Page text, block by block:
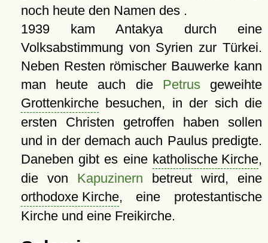
noch heute den Namen des .
1939 kam Antakya durch eine
Volksabstimmung von Syrien zur Türkei.
Neben Resten römischer Bauwerke kann
man heute auch die Petrusgeweihte
Grottenkirchebesuchen, in der sich die
ersten Christen getroffen haben sollen
und in der demach auch Paulus predigte.
Daneben gibt es eine katholische Kirche,
die von Kapuzinern betreut wird, eine
orthodoxe Kirche, eine protestantische
Kirche und eine Freikirche.